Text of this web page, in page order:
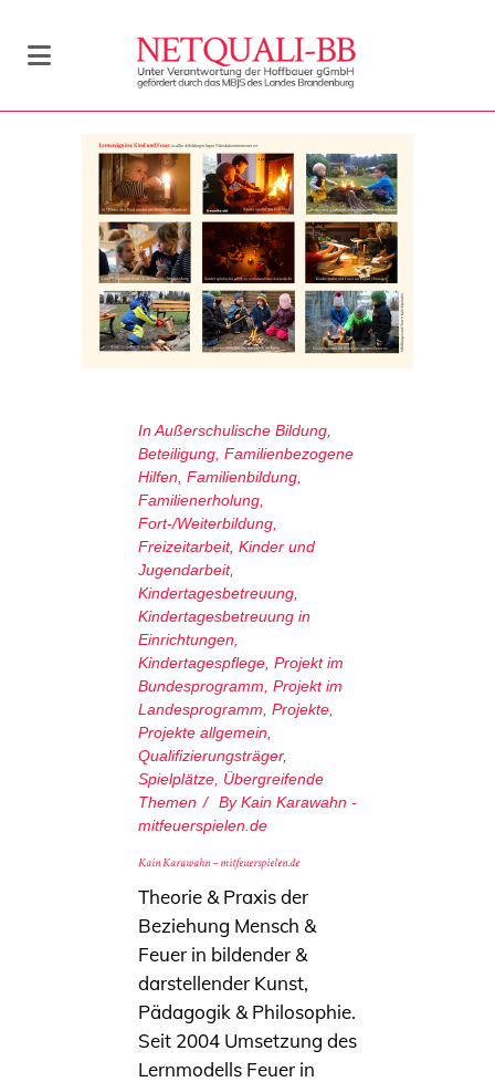
In Außerschulische Bildung
Beteiligung Familienbezogene
Hilfen Familienbildung
Familienerholung
Fort-/Weiterbildung
Freizeitarbeit, Kinder und
Jugendarbeit,
Kindertagesbetreuung
Kindertagesbetreuung in
Einrichtungen
Kindertagespflege Projekt im
Bundesprogramm Projekt im
Landesprogramm Projekte
Projekte allgemein
Qualifizierungsträger,
Spielplätze Übergreifende
Themen
By Kain Karawahn -
mitfeuerspielen.de
Kain Karawahn – mitfeuerspielen.de
Theorie & Praxis der
Beziehung Mensch &
Feuer in bildender &
darstellender Kunst,
Pädagogik & Philosophie.
Seit 2004 Umsetzung des
Lernmodells Feuer in